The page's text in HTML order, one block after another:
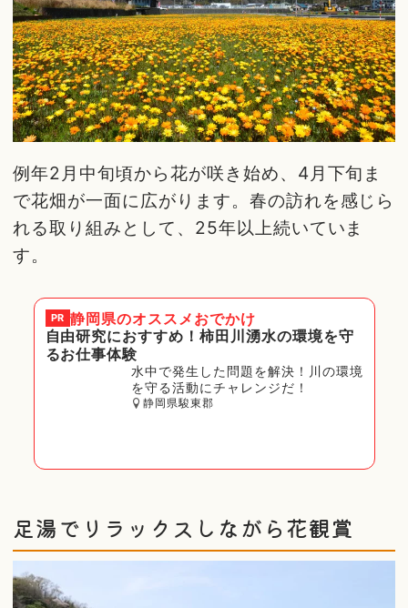
例年2月中旬頃から花が咲き始め、4月下旬ま
で花畑が一面に広がります。春の訪れを感じら
れる取り組みとして、25年以上続いていま
す。
PR 静岡県のオススメおでかけ
自由研究におすすめ！柿田川湧水の環境を守
るお仕事体験
水中で発生した問題を解決！川の環境
を守る活動にチャレンジだ！
静岡県駿東郡
足湯でリラックスしながら花観賞